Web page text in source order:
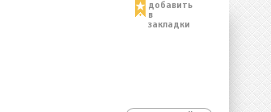
добавить
в
закладки